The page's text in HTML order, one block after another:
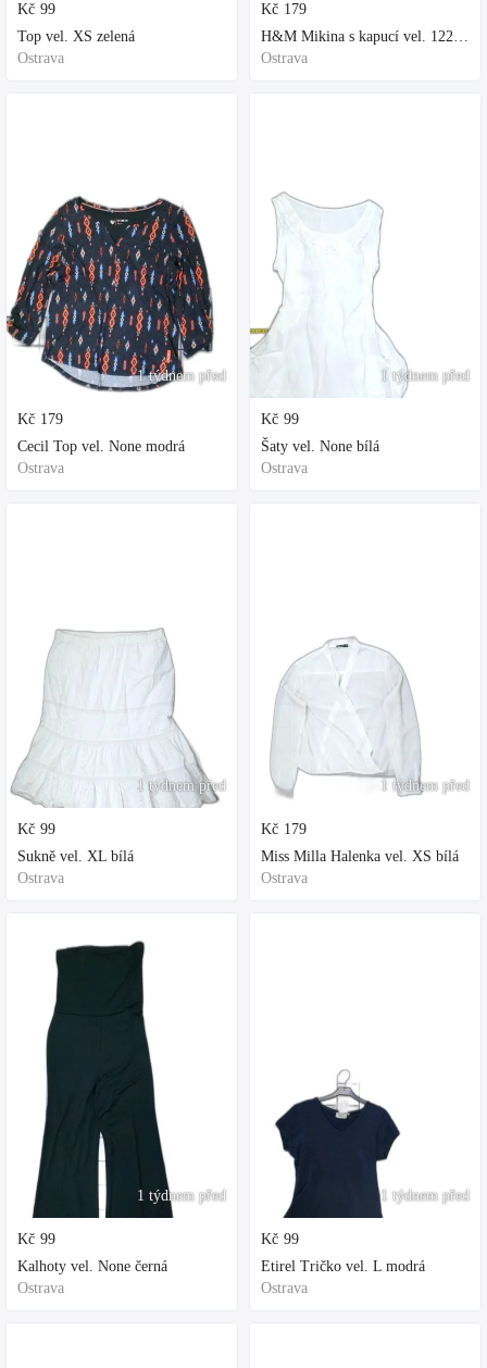
Kč 99
Top vel. XS zelená
Ostrava
1 týdnem před
Kč 179
Cecil Top vel. None modrá
Ostrava
1 týdnem před
Kč 99
Sukně vel. XL bílá
Ostrava
1 týdnem před
Kč 99
Kalhoty vel. None černá
Ostrava
Kč 179
H&M Mikina s kapucí vel. 122 fialová
Ostrava
1 týdnem před
Kč 99
Šaty vel. None bílá
Ostrava
1 týdnem před
Kč 179
Miss Milla Halenka vel. XS bílá
Ostrava
1 týdnem před
Kč 99
Etirel Tričko vel. L modrá
Ostrava